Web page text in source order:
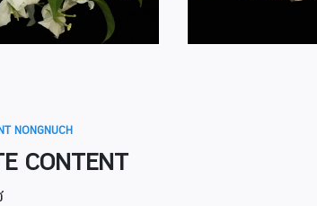
NONGNUCH
CONTENT